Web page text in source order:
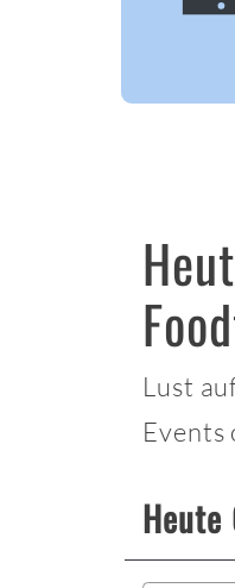
Lust
Events